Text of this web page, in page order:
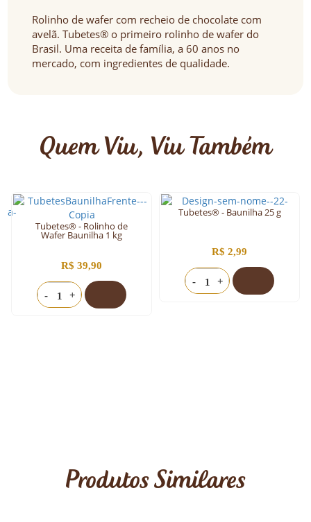
Rolinho de wafer com recheio de chocolate com
avelã. Tubetes® o primeiro rolinho de wafer do
Brasil. Uma receita de família, a 60 anos no
mercado, com ingredientes de qualidade.
Quem Viu, Viu Também
Tubetes® - Rolinho de
Wafer Baunilha 1 kg
R$ 39,90
- +
Tubetes® - Baunilha 25 g
R$ 2,99
- +
Produtos Similares